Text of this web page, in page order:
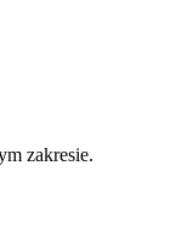
zakresie.